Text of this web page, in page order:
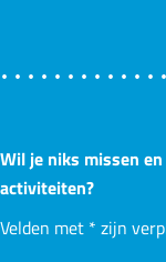
Wil je niks missen
activiteiten?
Velden met * zijn